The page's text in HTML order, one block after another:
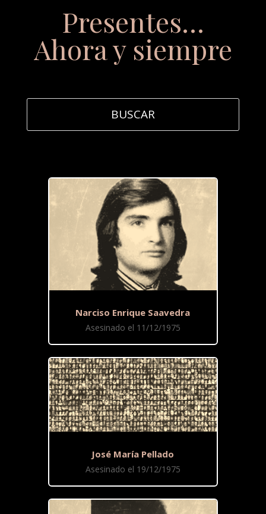
Presentes…
Ahora y siempre
Narciso Enrique Saavedra
Asesinado el 11/12/1975
José María Pellado
Asesinado el 19/12/1975